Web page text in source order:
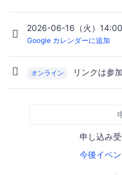
2026-06-16（火）
Google カレンダーに追加
オンライン リンクは参
申し込み
今後イベ